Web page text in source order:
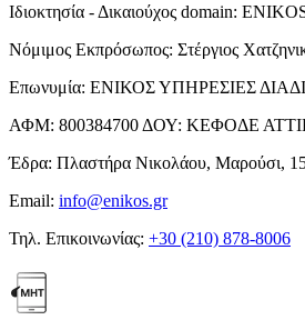
Ιδιοκτησία - Δικαιούχος domain:
Νόμιμος Εκπρόσωπος: Στέργιος
Επωνυμία: ΕΝΙΚΟΣ ΥΠΗΡΕΣΙΕΣ
ΑΦΜ: 800384700 ΔΟΥ: ΚΕΦΟΔΕ
Έδρα: Πλαστήρα Νικολάου, Μαρούσι,
Email: info@enikos.gr
Τηλ. Επικοινωνίας: +30 (210) 878-8006